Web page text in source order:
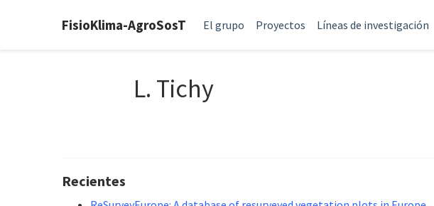
FisioKlima-AgroSosT El grupo Proyectos Líneas de investigación
L. Tichy
Recientes